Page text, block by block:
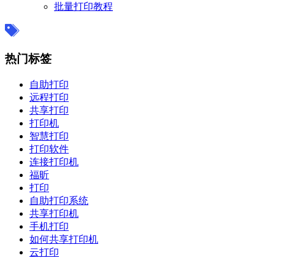
批量打印教程
热门标签
自助打印
远程打印
共享打印
打印机
智慧打印
打印软件
连接打印机
福昕
打印
自助打印系统
共享打印机
手机打印
如何共享打印机
云打印